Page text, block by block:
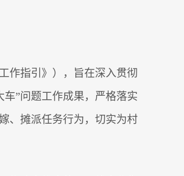
作指引》），旨在深入贯彻
”问题工作成果，严格落实
、摊派任务行为，切实为村